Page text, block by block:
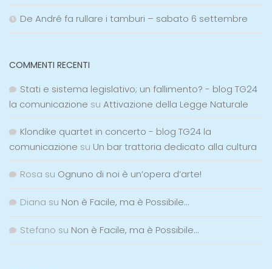
De André fa rullare i tamburi – sabato 6 settembre
COMMENTI RECENTI
Stati e sistema legislativo; un fallimento? - blog TG24
la comunicazione su Attivazione della Legge Naturale
Klondike quartet in concerto - blog TG24 la
comunicazione su Un bar trattoria dedicato alla cultura
Rosa su Ognuno di noi è un’opera d’arte!
Diana su Non è Facile, ma è Possibile…
Stefano su Non è Facile, ma è Possibile…